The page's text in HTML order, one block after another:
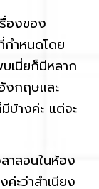
องของ
กำหนดโดย
เนี่ยก็มีหลาก
งกฤษและ
บ้างค่ะ แต่จะ
สอนในห้อง
ะว่าสำเนียง